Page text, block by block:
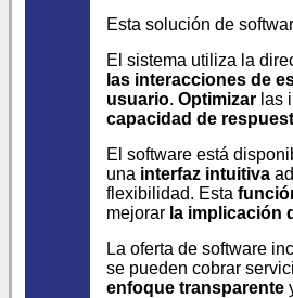
Esta solución de
El sistema utiliza la
las interacciones de
usuario. Optimizar las
capacidad de
El software está
una interfaz intuitiva
flexibilidad. Esta
mejorar la implicación
La oferta de software
se pueden cobrar
enfoque transparente